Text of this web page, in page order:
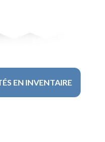
EN INVENTAIRE